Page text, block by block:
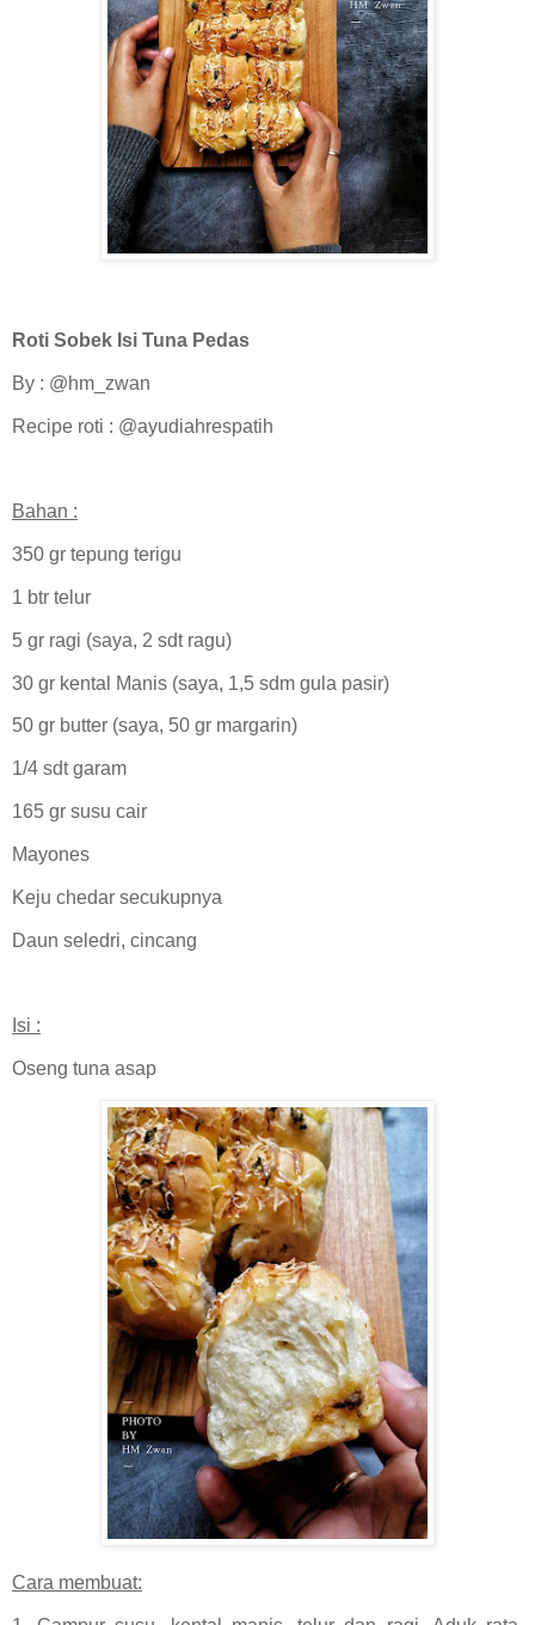
Roti Sobek Isi Tuna Pedas
By : @hm_zwan
Recipe roti : @ayudiahrespatih
Bahan :
350 gr tepung terigu
1 btr telur
5 gr ragi (saya, 2 sdt ragu)
30 gr kental Manis (saya, 1,5 sdm gula pasir)
50 gr butter (saya, 50 gr margarin)
1/4 sdt garam
165 gr susu cair
Mayones
Keju chedar secukupnya
Daun seledri, cincang
Isi :
Oseng tuna asap
Cara membuat: